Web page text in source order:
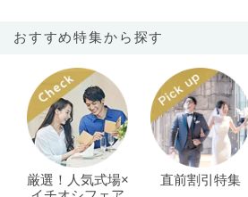
おすすめ特集から探す
厳選！人気式場×
直前割引特集